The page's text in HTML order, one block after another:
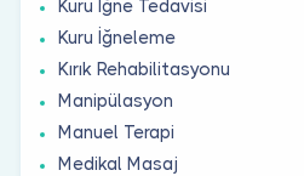
Kuru İğne Tedavisi
Kuru İğneleme
Kırık Rehabilitasyonu
Manipülasyon
Manuel Terapi
Medikal Masaj